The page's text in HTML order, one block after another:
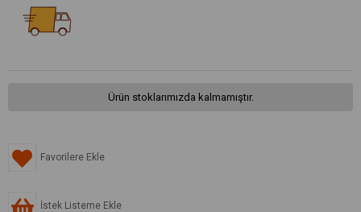
Ürün stoklarımızda kalmamıştır.
Favorilere Ekle
İstek Listeme Ekle